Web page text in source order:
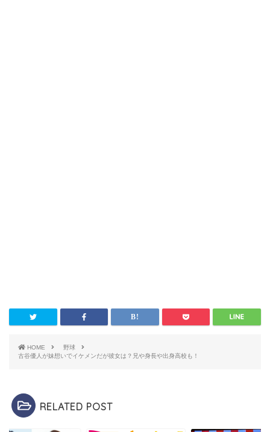
HOME
野球
古谷優人が妹想いでイケメンだが彼女は？兄や身長や出身高校も！
RELATED POST